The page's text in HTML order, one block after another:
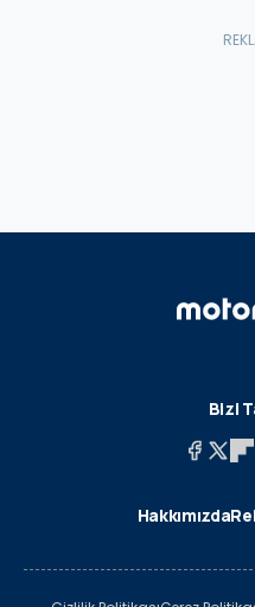
Bizi
Hakkımızda